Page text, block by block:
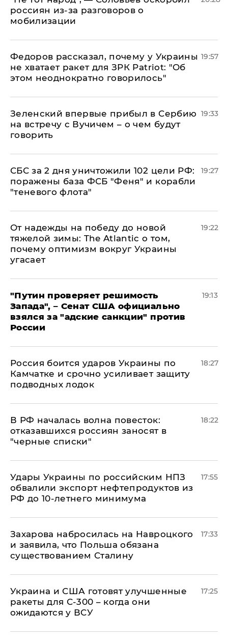
россиян из-за разговоров о
мобилизации
Федоров рассказал, почему у Украины
не хватает ракет для ЗРК Patriot: "Об
этом неоднократно говорилось"
19:57
Зеленский впервые прибыл в Сербию
на встречу с Вучичем – о чем будут
говорить
19:33
СБС за 2 дня уничтожили 102 цели РФ:
поражены база ФСБ "Феня" и корабли
"теневого флота"
19:27
От надежды на победу до новой
тяжелой зимы: The Atlantic о том,
почему оптимизм вокруг Украины
угасает
19:22
"Путин проверяет решимость
Запада", – Сенат США официально
взялся за "адские санкции" против
России
19:13
Россия боится ударов Украины по
Камчатке и срочно усиливает защиту
подводных лодок
18:27
​В РФ началась волна повесток:
отказавшихся россиян заносят в
"черные списки"
18:22
Удары Украины по российским НПЗ
обвалили экспорт нефтепродуктов из
РФ до 10-летнего минимума
17:55
​Захарова набросилась на Навроцкого
и заявила, что Польша обязана
существованием Сталину
17:33
Украина и США готовят улучшенные
ракеты для С-300 – когда они
ожидаются у ВСУ
17:25